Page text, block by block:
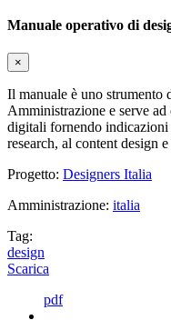
Manuale operativo di
×
Il manuale è uno strumento
Amministrazione e serve
digitali fornendo indicazioni
research, al content design
Progetto: Designers Italia
Amministrazione: italia
Tag:
design
Scarica
pdf